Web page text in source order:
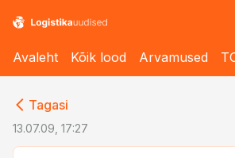
Avaleht Kõik lood Arvamused
Tagasi
13.07.09, 17:27